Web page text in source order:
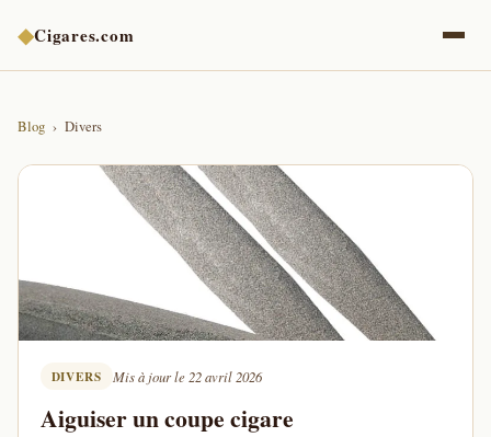
◆Cigares.com
Blog Divers
DIVERS Mis à jour le 22 avril 2026
Aiguiser un coupe cigare